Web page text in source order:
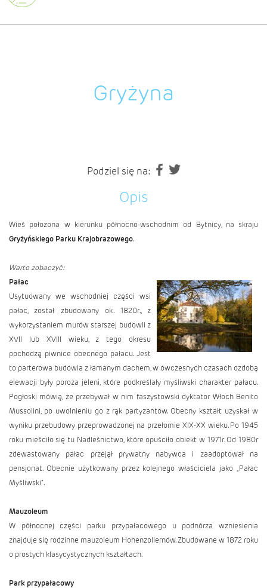
Gryżyna
Podziel się na:
Opis
Wieś położona w kierunku północno-wschodnim od Bytnicy, na skraju
Gryżyńskiego Parku Krajobrazowego.
Warto zobaczyć:
Pałac
Usytuowany we wschodniej części wsi
pałac, został zbudowany ok. 1820r., z
wykorzystaniem murów starszej budowli z
XVII lub XVIII wieku, z tego okresu
pochodzą piwnice obecnego pałacu. Jest
to parterowa budowla z łamanym dachem, w ówczesnych czasach ozdobą
elewacji były poroża jeleni, które podkreślały myśliwski charakter pałacu.
Pogłoski mówią, że przebywał w nim faszystowski dyktator Włoch Benito
Mussolini, po uwolnieniu go z rąk partyzantów. Obecny kształt uzyskał w
wyniku przebudowy przeprowadzonej na przełomie XIX-XX wieku. Po 1945
roku mieściło się tu Nadleśnictwo, które opuściło obiekt w 1971r. Od 1980r
zdewastowany pałac przejął prywatny nabywca i zaadoptował na
pensjonat. Obecnie użytkowany przez kolejnego właściciela jako „Pałac
Myśliwski”.
Mauzoleum
W północnej części parku przypałacowego u podnórza wzniesienia
znajduje się rodzinne mauzoleum Hohenzollernów. Zbudowane w 1872 roku
o prostych klasycystycznych kształtach.
Park przypałacowy